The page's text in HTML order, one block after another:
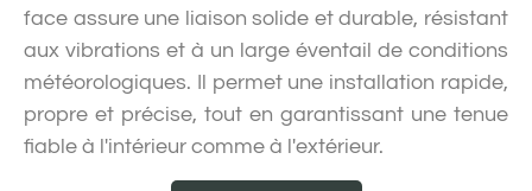
face assure une liaison solide et durable, résistant
aux vibrations et à un large éventail de conditions
météorologiques. Il permet une installation rapide,
propre et précise, tout en garantissant une tenue
fiable à l'intérieur comme à l'extérieur.